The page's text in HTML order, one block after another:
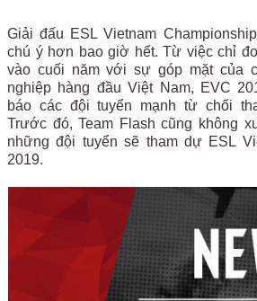
Giải đấu ESL Vietnam
chú ý hơn bao giờ hết. Từ việc chỉ
vào cuối năm với sự góp mặt của
nghiệp hàng đầu Việt Nam, EVC
báo các đội tuyển mạnh từ chối
Trước đó, Team Flash cũng không
những đội tuyển sẽ tham dự ESL
2019.